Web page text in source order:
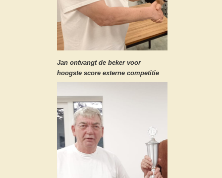
Jan ontvangt de beker voor
hoogste score externe competitie